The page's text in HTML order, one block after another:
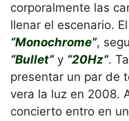
corporalmente las
llenar el escenario.
“Monochrome”,
“Bullet”y “20Hz”.
presentar un par de
vera la luz en 2008.
concierto entro en